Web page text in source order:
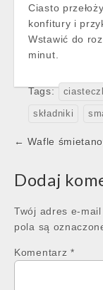
Ciasto
konfitury i
Wstawić do
minut.
Tags:
składniki
Post
← Wafle
Dodaj
Twój adres e-
pola są
Komentarz *